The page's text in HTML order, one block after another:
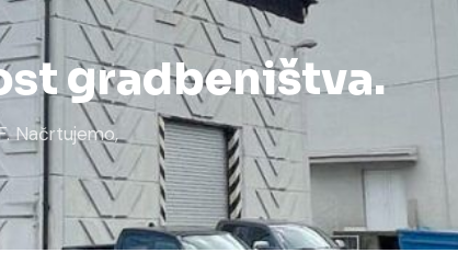
gradbeništva.
Načrtujemo,